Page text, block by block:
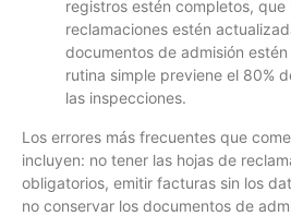
registros estén completos, que
reclamaciones estén
documentos de admisión
rutina simple previene el 80%
las inspecciones.
Los errores más frecuentes que
incluyen: no tener las hojas de
obligatorios, emitir facturas sin los
no conservar los documentos de